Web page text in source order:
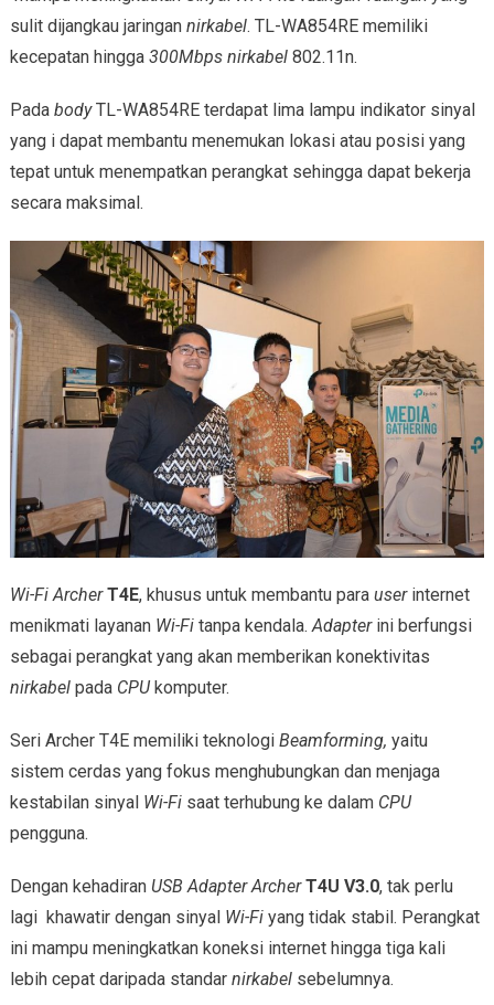
sulit dijangkau jaringan nirkabel. TL-WA854RE memiliki
kecepatan hingga 300Mbps nirkabel802.11n.
Pada bodyTL-WA854RE terdapat lima lampu indikator sinyal
yang i dapat membantu menemukan lokasi atau posisi yang
tepat untuk menempatkan perangkat sehingga dapat bekerja
secara maksimal.
Wi-Fi Archer T4E, khusus untuk membantu para userinternet
menikmati layanan Wi-Fitanpa kendala. Adapter ini berfungsi
sebagai perangkat yang akan memberikan konektivitas
nirkabel pada CPUkomputer.
Seri Archer T4E memiliki teknologi Beamforming, yaitu
sistem cerdas yang fokus menghubungkan dan menjaga
kestabilan sinyal Wi-Fisaat terhubung ke dalam CPU
pengguna.
Dengan kehadiran USB Adapter Archer T4U V3.0, tak perlu
lagi khawatir dengan sinyal Wi-Fi yang tidak stabil. Perangkat
ini mampu meningkatkan koneksi internet hingga tiga kali
lebih cepat daripada standar nirkabel sebelumnya.